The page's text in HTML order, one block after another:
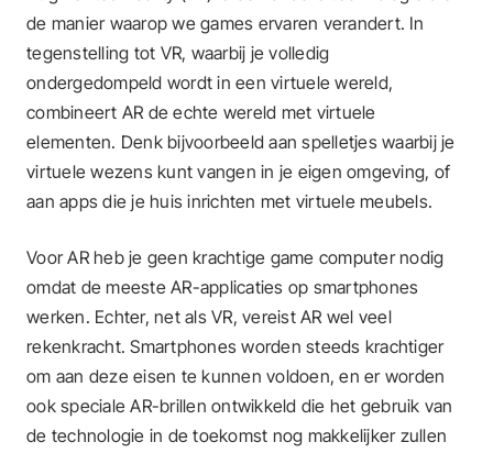
de manier waarop we games ervaren verandert. In
tegenstelling tot VR, waarbij je volledig
ondergedompeld wordt in een virtuele wereld,
combineert AR de echte wereld met virtuele
elementen. Denk bijvoorbeeld aan spelletjes waarbij je
virtuele wezens kunt vangen in je eigen omgeving, of
aan apps die je huis inrichten met virtuele meubels.
Voor AR heb je geen krachtige game computer nodig
omdat de meeste AR-applicaties op smartphones
werken. Echter, net als VR, vereist AR wel veel
rekenkracht. Smartphones worden steeds krachtiger
om aan deze eisen te kunnen voldoen, en er worden
ook speciale AR-brillen ontwikkeld die het gebruik van
de technologie in de toekomst nog makkelijker zullen